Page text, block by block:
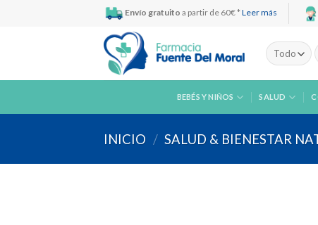
Envío gratuito a partir de 60€ * Leer más
BEBÉS Y NIÑOS SALUD
INICIO / SALUD & BIENESTAR